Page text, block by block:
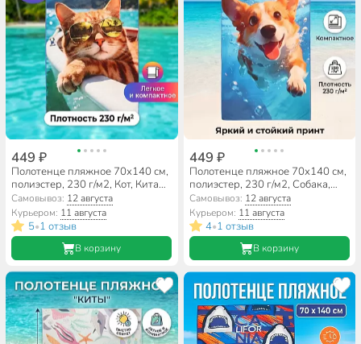
449 ₽
Полотенце пляжное 70х140 см,
полиэстер, 230 г/м2, Кот, Китай,
A160162
Самовывоз: 12 августа
Курьером: 11 августа
5•1 отзыв
В корзину
449 ₽
Полотенце пляжное 70х140 см,
полиэстер, 230 г/м2, Собака,
Китай, A160161
Самовывоз: 12 августа
Курьером: 11 августа
4•1 отзыв
В корзину